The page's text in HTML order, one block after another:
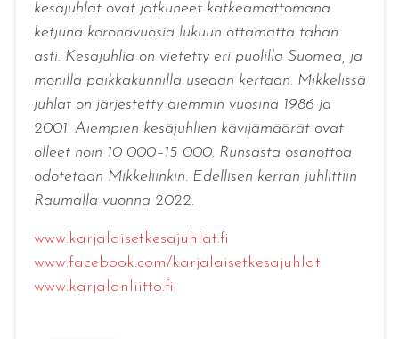
kesäjuhlat ovat jatkuneet katkeamattomana
ketjuna koronavuosia lukuun ottamatta tähän
asti. Kesäjuhlia on vietetty eri puolilla Suomea, ja
monilla paikkakunnilla useaan kertaan. Mikkelissä
juhlat on järjestetty aiemmin vuosina 1986 ja
2001. Aiempien kesäjuhlien kävijämäärät ovat
olleet noin 10 000–15 000. Runsasta osanottoa
odotetaan Mikkeliinkin. Edellisen kerran juhlittiin
Raumalla vuonna 2022.
www.karjalaisetkesajuhlat.fi
www.facebook.com/karjalaisetkesajuhlat
www.karjalanliitto.fi